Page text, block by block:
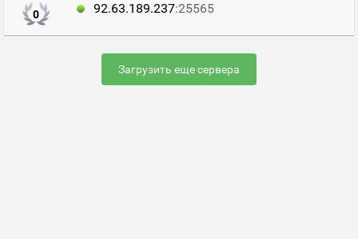
0 92.63.189.237:25565
Загрузить еще сервера